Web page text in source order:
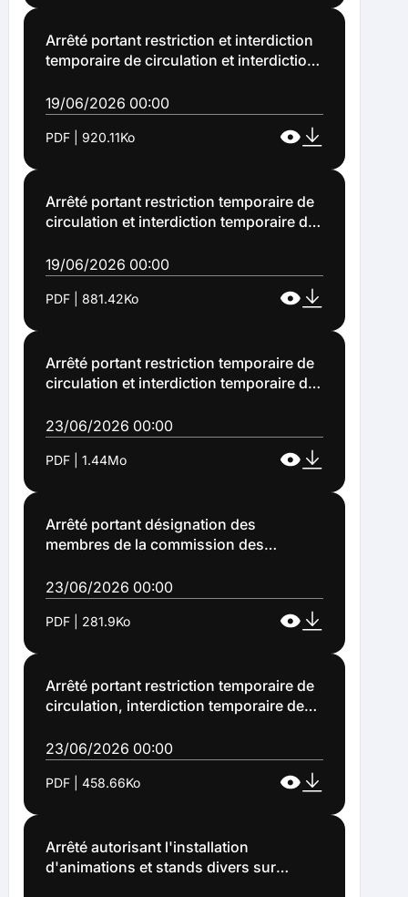
Arrêté portant restriction et interdiction
temporaire de circulation et interdiction
véhicules et restriction temporaire des
piétons et des vélos dans la plaine
Molière à Lens (Arrêté n°2026-1197)
19/06/2026 00:00
PDF | 920.11Ko
Arrêté portant restriction temporaire de
circulation et interdiction temporaire de
(Arrêté n°2026-1198)
19/06/2026 00:00
PDF | 881.42Ko
Arrêté portant restriction temporaire de
circulation et interdiction temporaire de
Maurice Fréchet et rue Edouard Bollaert
à Lens (Arrêté n°2026-1200)
23/06/2026 00:00
PDF | 1.44Mo
Arrêté portant désignation des
membres de la commission des
n°2026-1201)
23/06/2026 00:00
PDF | 281.9Ko
Arrêté portant restriction temporaire de
circulation, interdiction temporaire de
temporaire des piétons et des vélos sur
l'ensemble du territoire communal
(Arrêté n°2026-1204)
23/06/2026 00:00
PDF | 458.66Ko
Arrêté autorisant l'installation
d'animations et stands divers sur